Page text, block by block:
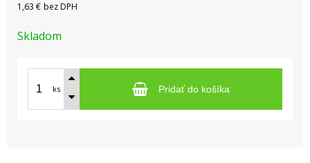
1,63 € bez DPH
Skladom
ks Pridať do košíka